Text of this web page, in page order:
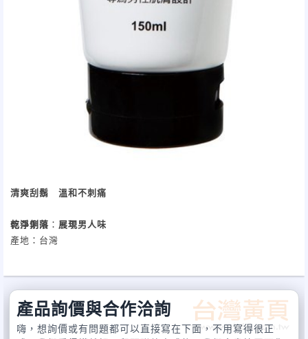
清爽刮鬍 溫和不刺痛
乾淨俐落 展現男人味
保存期限：三年
產地：台灣
產品詢價與合作洽詢
嗨，想詢價或有問題都可以直接寫在下面，不用寫得很正